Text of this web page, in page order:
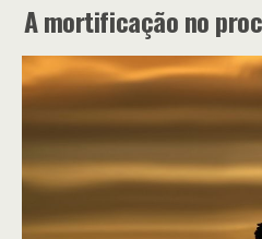
A mortificação no